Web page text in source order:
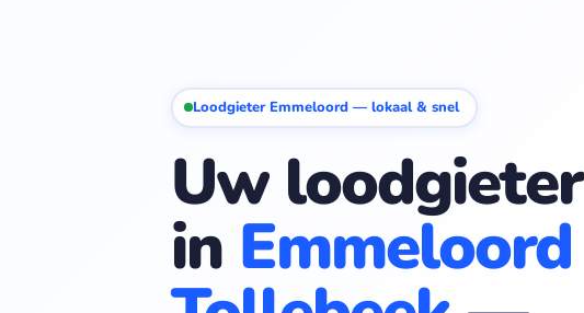
Loodgieter Emmeloord — lokaal & snel
Uw loodgieter
in Emmeloord